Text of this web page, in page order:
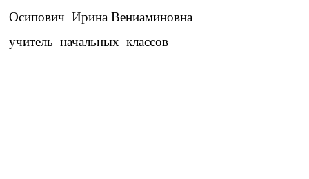
Осипович Ирина Вениаминовна
учитель начальных классов